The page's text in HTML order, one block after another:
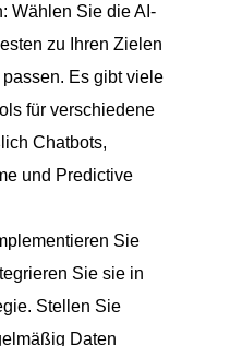
Wählen Sie die AI-
zu Ihren Zielen
Es gibt viele
für verschiedene
Chatbots,
und Predictive
Sie
Sie sie in
Stellen Sie
Daten